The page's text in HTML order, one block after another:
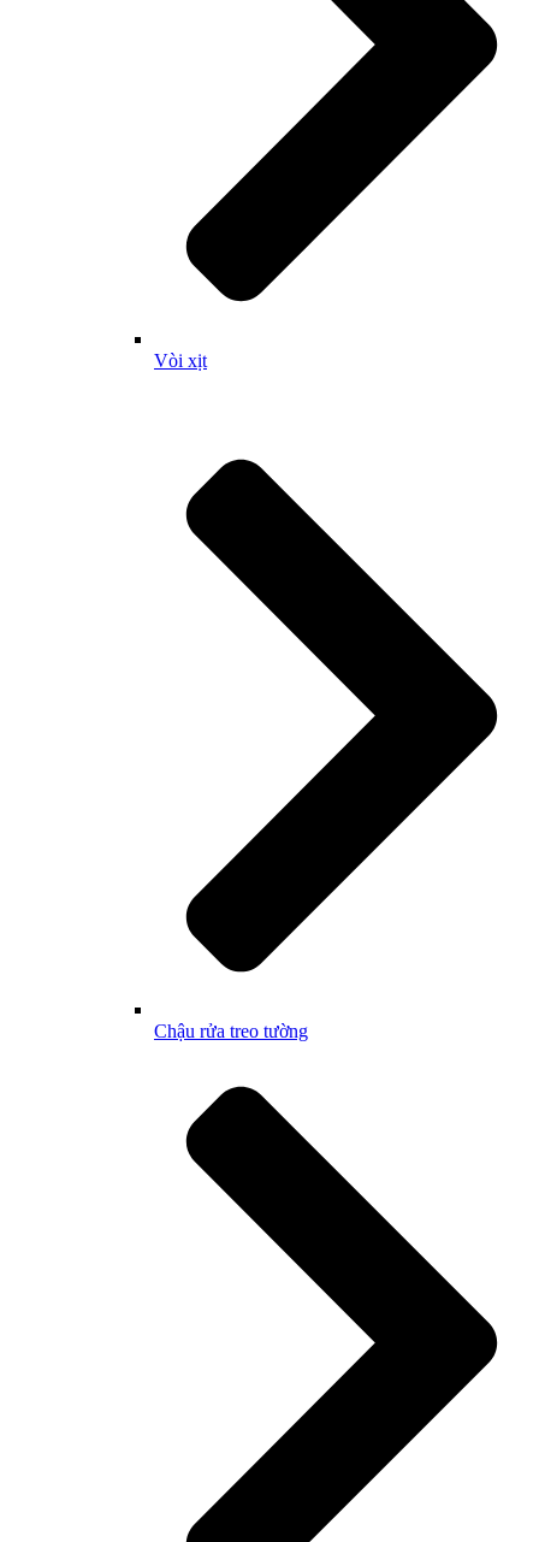
Vòi xịt
Chậu rửa treo tường